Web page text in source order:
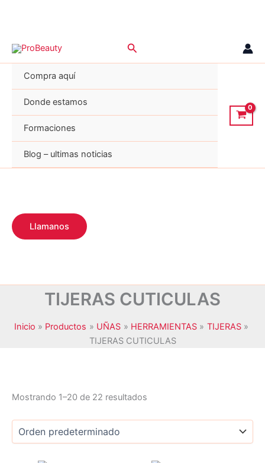
Buscar
Compra aquí
Donde estamos
Formaciones
Blog – ultimas noticias
Llamanos
TIJERAS CUTICULAS
Inicio Productos UÑAS HERRAMIENTAS
TIJERAS
TIJERAS CUTICULAS
JANSSEN COSMETICS
KRYOLAN
Mostrando 1–20 de 22 resultados